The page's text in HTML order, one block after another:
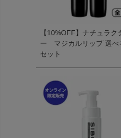
【10%OFF】ナチュラク
ー マジカルリップ 選べ
セット